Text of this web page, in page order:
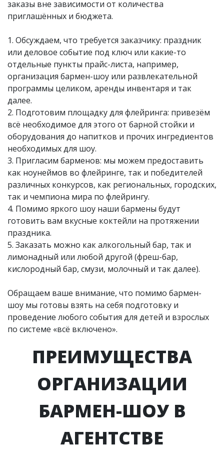
заказы вне зависимости от количества
приглашённых и бюджета.
1. Обсуждаем, что требуется заказчику: праздник
или деловое событие под ключ или какие-то
отдельные пункты прайс-листа, например,
организация бармен-шоу или развлекательной
программы целиком, аренды инвентаря и так
далее.
2. Подготовим площадку для флейринга: привезём
всё необходимое для этого от барной стойки и
оборудования до напитков и прочих ингредиентов
необходимых для шоу.
3. Пригласим барменов: мы можем предоставить
как ноунеймов во флейринге, так и победителей
различных конкурсов, как региональных, городских,
так и чемпиона мира по флейрингу.
4. Помимо яркого шоу наши бармены будут
готовить вам вкусные коктейли на протяжении
праздника.
5. Заказать можно как алкогольный бар, так и
лимонадный или любой другой (фреш-бар,
кислородный бар, смузи, молочный и так далее).
Обращаем ваше внимание, что помимо бармен-
шоу мы готовы взять на себя подготовку и
проведение любого события для детей и взрослых
по системе «всё включено».
ПРЕИМУЩЕСТВА
ОРГАНИЗАЦИИ
БАРМЕН-ШОУ В
АГЕНТСТВЕ